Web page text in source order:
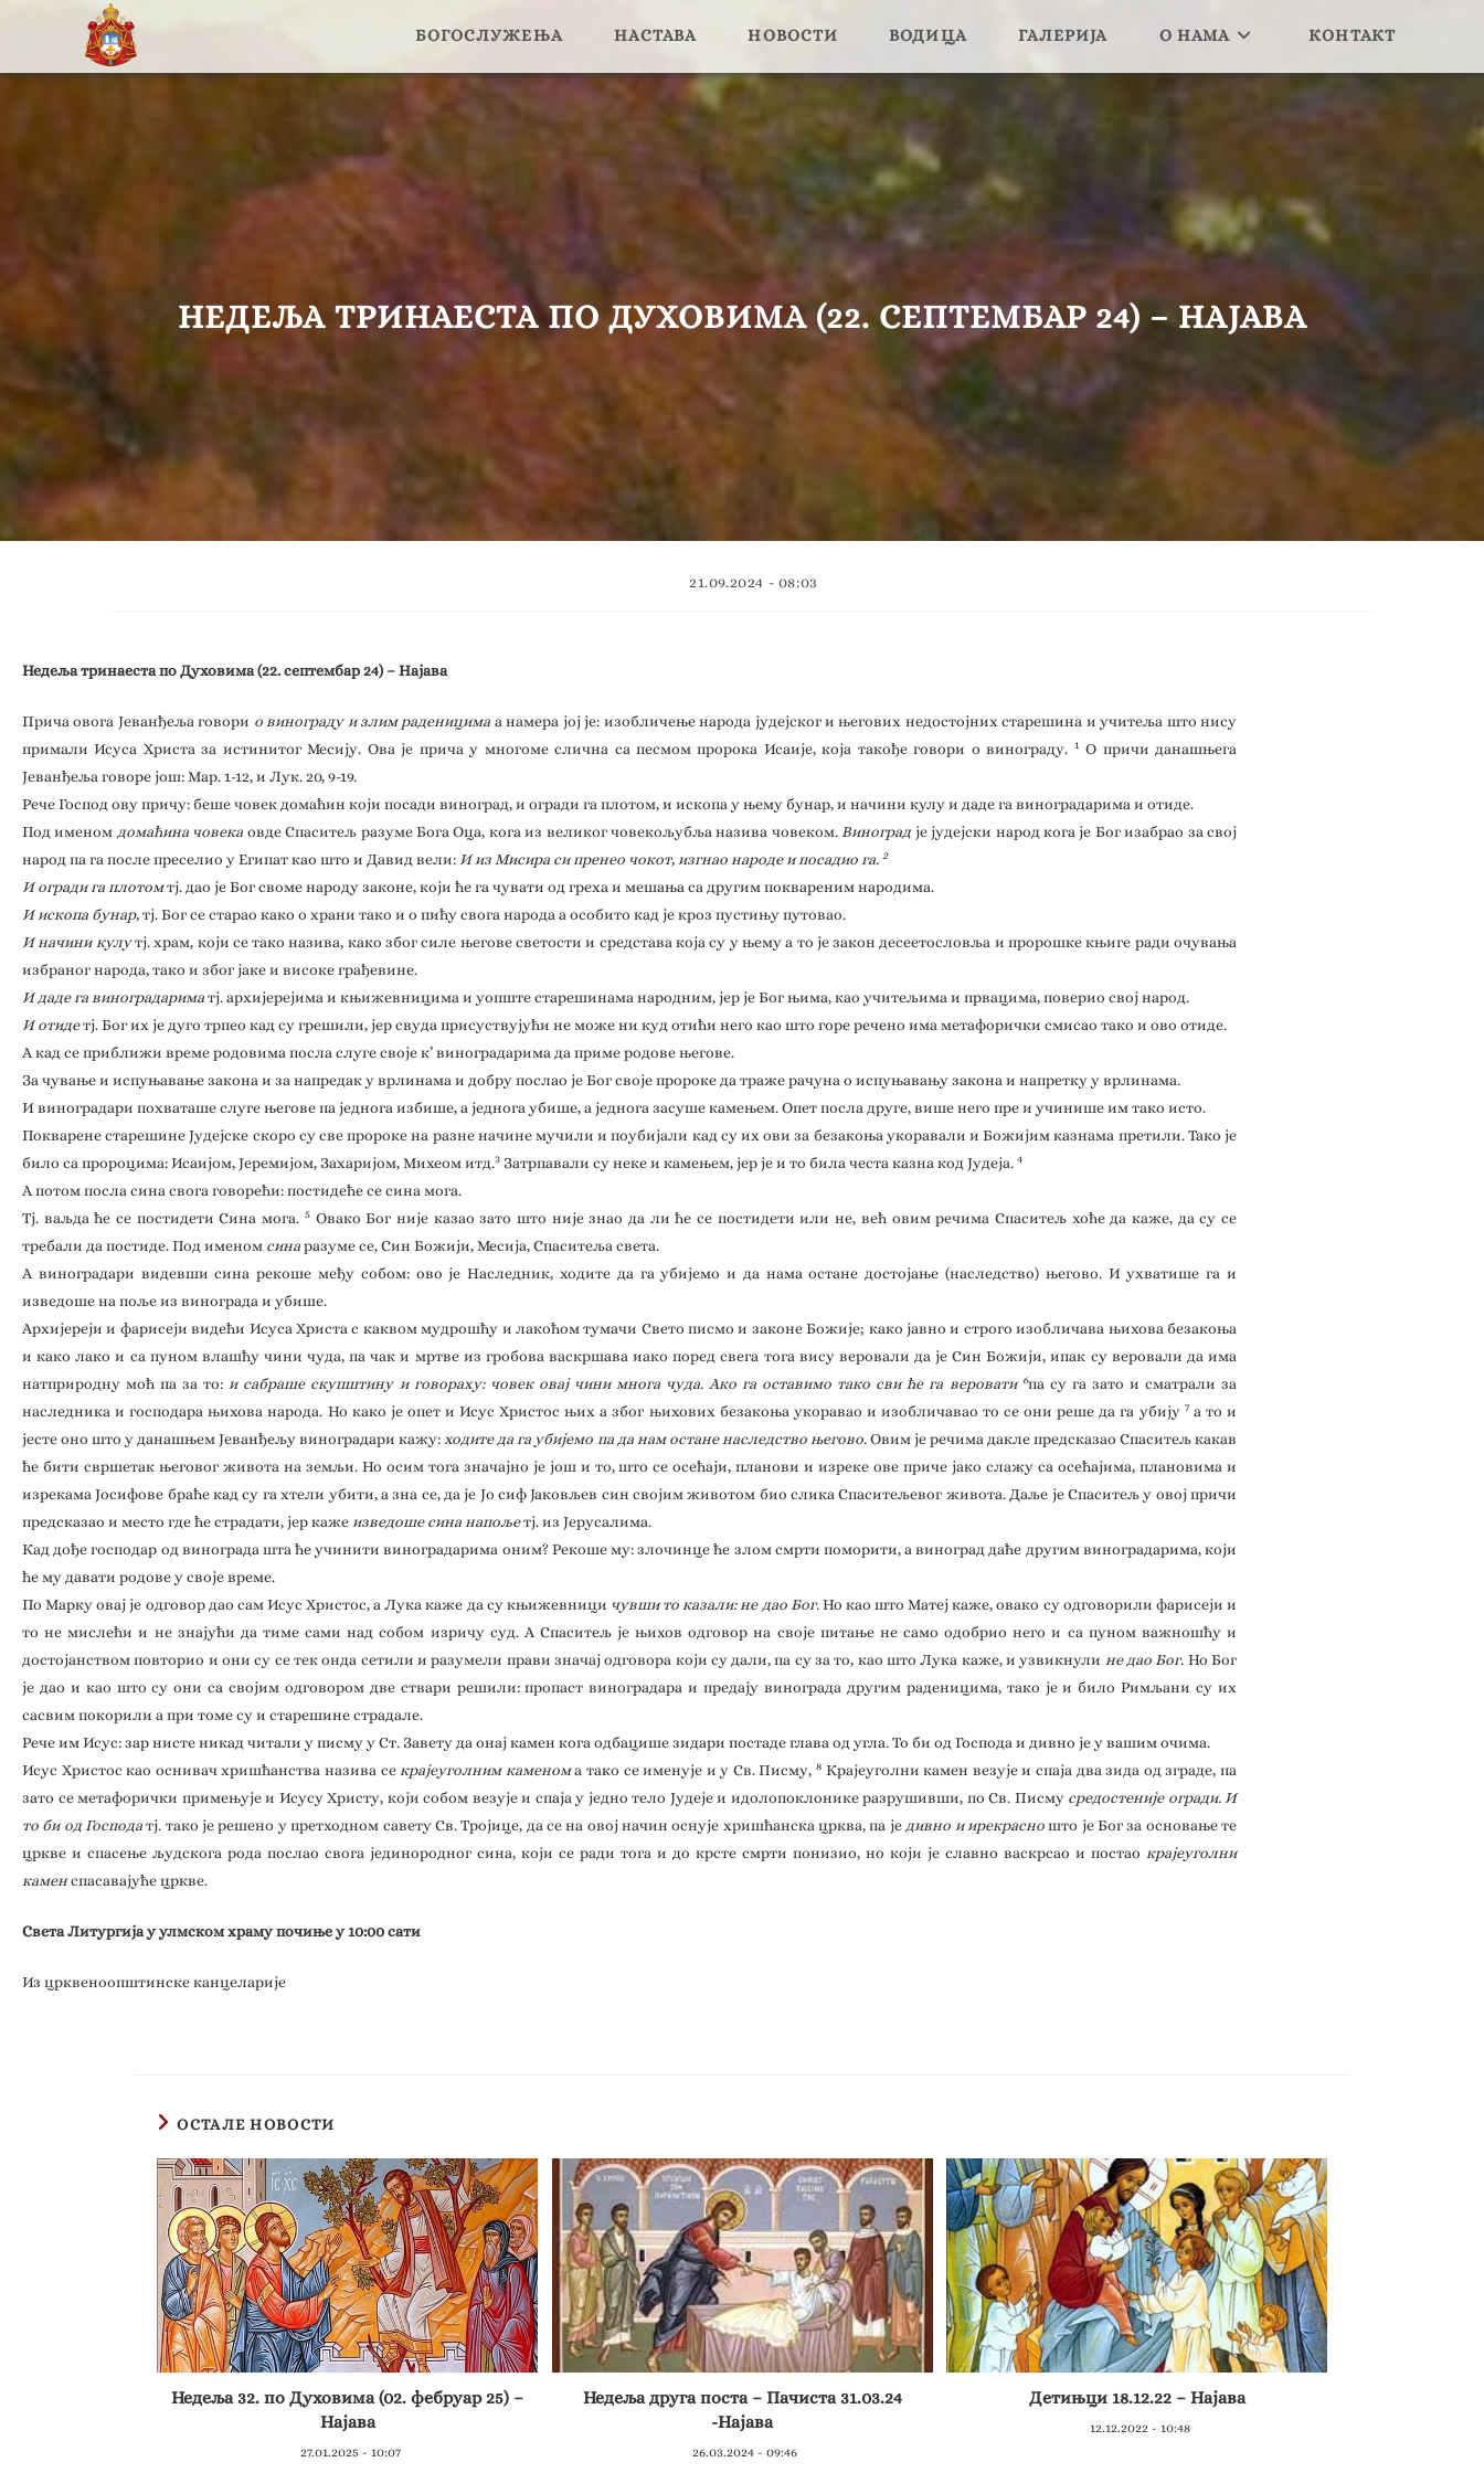
БОГОСЛУЖЕЊА НАСТАВА НОВОСТИ ВОДИЦА ГАЛЕРИЈА О НАМА КОНТАКТ
НЕДЕЉА ТРИНАЕСТА ПО ДУХОВИМА (22. СЕПТЕМБАР 24) – НАЈАВА
21.09.2024 - 08:03
Недеља тринаеста по Духовима (22. септембар 24) – Најава
Прича овога Јеванђеља говори о винограду и злим раденицима а намера јој је: изобличење народа јудејског и његових недостојних старешина и учитеља што нису
примали Исуса Христа за истинитог Месију. Ова је прича у многоме слична са песмом пророка Исаије, која такође говори о винограду. 1О причи данашњега
Јеванђеља говоре још: Мар. 1-12, и Лук. 20, 9-19.
Рече Господ ову причу: беше човек домаћин који посади виноград, и огради га плотом, и ископа у њему бунар, и начини кулу и даде га виноградарима и отиде.
Под именом домаћина човека овде Спаситељ разуме Бога Оца, кога из великог човекољубља назива човеком. Виноград је јудејски народ кога је Бог изабрао за свој
народ па га после преселио у Египат као што и Давид вели: И из Мисира си пренео чокот, изгнао народе и посадио га. 2
И огради га плотомтј. дао је Бог своме народу законе, који ће га чувати од греха и мешања са другим поквареним народима.
И ископа бунар,тј. Бог се старао како о храни тако и о пићу свога народа а особито кад је кроз пустињу путовао.
И начини кулутј. храм, који се тако назива, како због силе његове светости и средстава која су у њему а то је закон десеетословља и пророшке књиге ради очувања
избраног народа, тако и због јаке и високе грађевине.
И даде га виноградариматј. архијерејима и књижевницима и уопште старешинама народним, јер је Бог њима, као учитељима и првацима, поверио свој народ.
И отидетј. Бог их је дуго трпео кад су грешили, јер свуда присуствујући не може ни куд отићи него као што горе речено има метафорички смисао тако и ово отиде.
А кад се приближи време родовима посла слуге своје к’ виноградарима да приме родове његове.
За чување и испуњавање закона и за напредак у врлинама и добру послао је Бог своје пророке да траже рачуна о испуњавању закона и напретку у врлинама.
И виноградари похваташе слуге његове па једнога избише, а једнога убише, а једнога засуше камењем. Опет посла друге, више него пре и учинише им тако исто.
Покварене старешине Јудејске скоро су све пророке на разне начине мучили и поубијали кад су их ови за безакоња укоравали и Божијим казнама претили. Тако је
било са пророцима: Исаијом, Јеремијом, Захаријом, Михеом итд.3 Затрпавали су неке и камењем, јер је и то била честа казна код Јудеја. 4
А потом посла сина свога говорећи: постидеће се сина мога.
Тј. ваљда ће се постидети Сина мога. 5Овако Бог није казао зато што није знао да ли ће се постидети или не, већ овим речима Спаситељ хоће да каже, да су се
требали да постиде. Под именом синаразуме се, Син Божији, Месија, Спаситеља света.
А виноградари видевши сина рекоше међу собом: ово је Наследник, ходите да га убијемо и да нама остане достојање (наследство) његово. И ухватише га и
изведоше на поље из винограда и убише.
Архијереји и фарисеји видећи Исуса Христа с каквом мудрошћу и лакоћом тумачи Свето писмо и законе Божије; како јавно и строго изобличава њихова безакоња
и како лако и са пуном влашћу чини чуда, па чак и мртве из гробова васкршава иако поред свега тога вису веровали да је Син Божији, ипак су веровали да има
натприродну моћ па за то: и сабраше скупштину и говораху: човек овај чини многа чуда. Ако га оставимо тако сви ће га веровати 6па су га зато и сматрали за
наследника и господара њихова народа. Но како је опет и Исус Христос њих а због њихових безакоња укоравао и изобличавао то се они реше да га убију 7а то и
јесте оно што у данашњем Јеванђељу виноградари кажу: ходите да га убијемо па да нам остане наследство његово.Овим је речима дакле предсказао Спаситељ какав
ће бити свршетак његовог живота на земљи. Но осим тога значајно је још и то, што се осећаји, планови и изреке ове приче јако слажу са осећајима, плановима и
изрекама Јосифове браће кад су га хтели убити, а зна се, да је Јо сиф Јаковљев син својим животом био слика Спаситељевог живота. Даље је Спаситељ у овој причи
предсказао и место где ће страдати, јер каже изведоше сина напољетј. из Јерусалима.
Кад дође господар од винограда шта ће учинити виноградарима оним? Рекоше му: злочинце ће злом смрти поморити, а виноград даће другим виноградарима, који
ће му давати родове у своје време.
По Марку овај је одговор дао сам Исус Христос, а Лука каже да су књижевници чувши то казали: не дао Бог.Но као што Матеј каже, овако су одговорили фарисеји и
то не мислећи и не знајући да тиме сами над собом изричу суд. А Спаситељ је њихов одговор на своје питање не само одобрио него и са пуном важношћу и
достојанством повторио и они су се тек онда сетили и разумели прави значај одговора који су дали, па су за то, као што Лука каже, и узвикнули не дао Бог. Но Бог
је дао и као што су они са својим одговором две ствари решили: пропаст виноградара и предају винограда другим раденицима, тако је и било Римљани су их
сасвим покорили а при томе су и старешине страдале.
Рече им Исус: зар нисте никад читали у писму у Ст. Завету да онај камен кога одбацише зидари постаде глава од угла. То би од Господа и дивно је у вашим очима.
Исус Христос као оснивач хришћанства назива се крајеуголним каменома тако се именује и у Св. Писму,8 Крајеуголни камен везује и спаја два зида од зграде, па
зато се метафорички примењује и Исусу Христу, који собом везује и спаја у једно тело Јудеје и идолопоклонике разрушивши, по Св. Писму средостеније огради. И
то би од Господатј. тако је решено у претходном савету Св. Тројице, да се на овој начин оснује хришћанска црква, па је дивно и ирекрасношто је Бог за основање те
цркве и спасење људскога рода послао свога јединородног сина, који се ради тога и до крсте смрти понизио, но који је славно васкрсао и постао крајеуголни
каменспасавајуће цркве.
Света Литургија у улмском храму почиње у 10:00 сати
Из црквеноопштинске канцеларије
ОСТАЛЕ НОВОСТИ
Недеља 32. по Духовима (02. фебруар 25) –
Најава
27.01.2025 - 10:07
Недеља друга поста – Пачиста 31.03.24
-Најава
26.03.2024 - 09:46
Детињци 18.12.22 – Најава
12.12.2022 - 10:48